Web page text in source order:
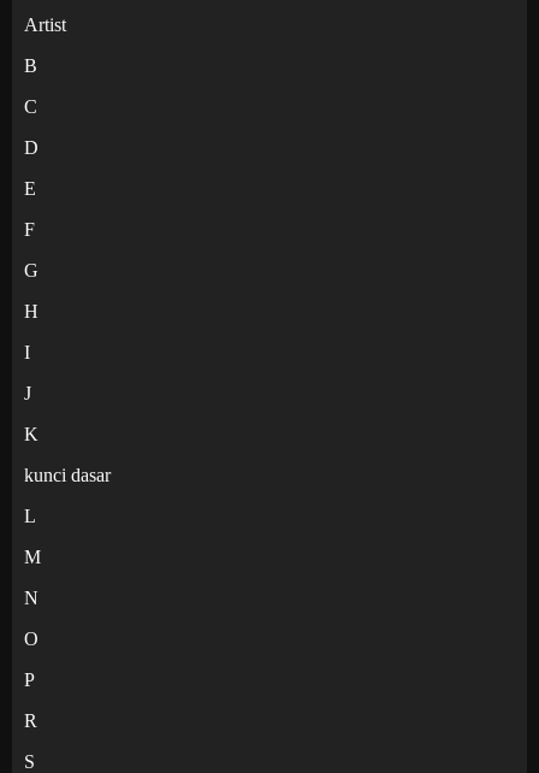
Artist
B
C
D
E
F
G
H
I
J
K
kunci dasar
L
M
N
O
P
R
S